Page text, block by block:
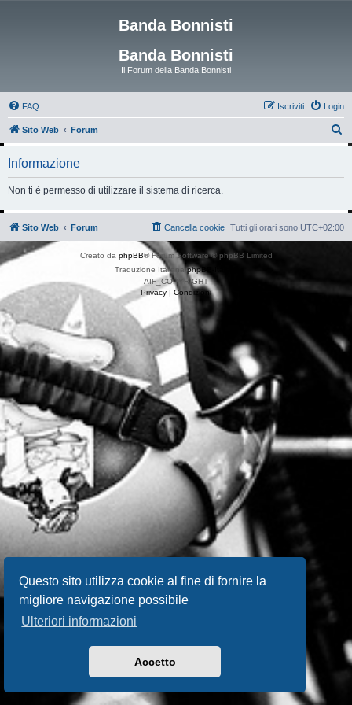
Questo sito utilizza cookie al fine di fornire la
migliore navigazione possibile
Ulteriori informazioni
Accetto
Banda Bonnisti
Banda Bonnisti
Il Forum della Banda Bonnisti
FAQ Login
Iscriviti
Sito Web Forum
Informazione
Non ti è permesso di utilizzare il sistema di ricerca.
Sito Web Forum Tutti gli orari sono UTC+02:00
Cancella cookie
Creato da phpBB® Forum Software © phpBB Limited
Traduzione ItalianaphpBB-Italia.it
AIF_COPYRIGHT
Privacy | Condizioni